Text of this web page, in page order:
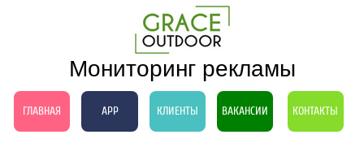
Мониторинг рекламы
ГЛАВНАЯ APP КЛИЕНТЫ ВАКАНСИИ КОНТАКТЫ